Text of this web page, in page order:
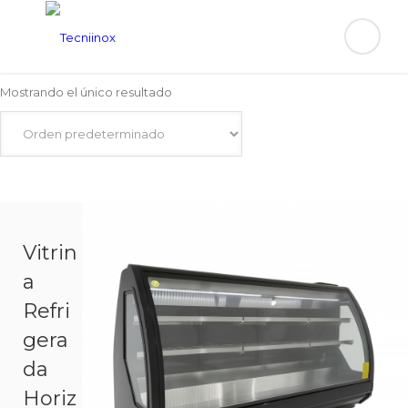
Mostrando el único resultado
Vitrin
a
Refri
gera
da
Horiz